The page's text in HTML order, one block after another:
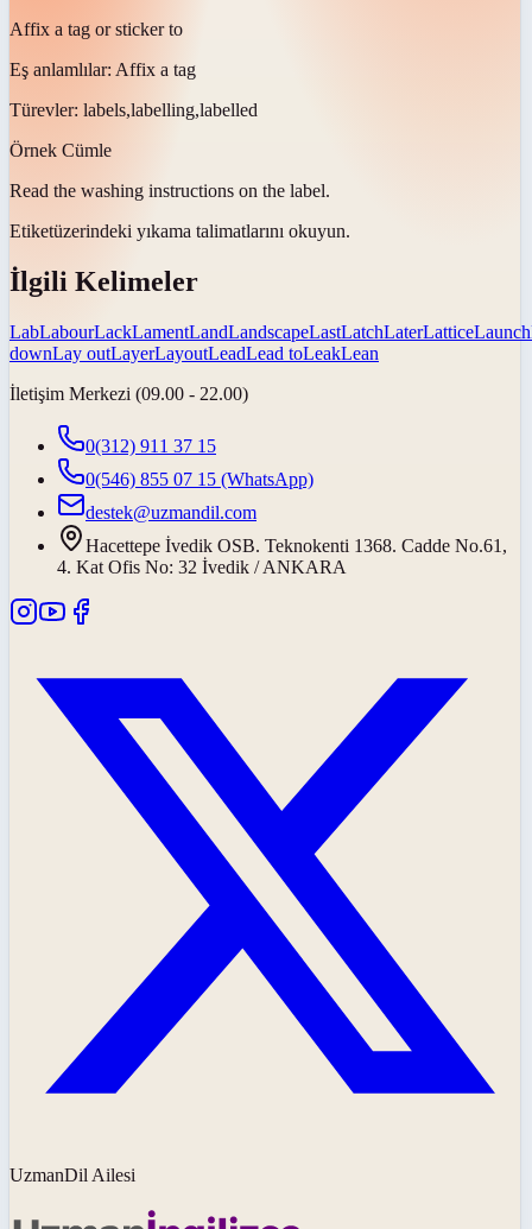
Affix a tag or sticker to
Eş anlamlılar: Affix a tag
Türevler: labels,labelling,labelled
Örnek Cümle
Read the washing instructions on the label.
Etiketüzerindeki yıkama talimatlarını okuyun.
İlgili Kelimeler
LabLabourLackLamentLandLandscapeLastLatchLaterLatticeLaunch
downLay outLayerLayoutLeadLead toLeakLean
İletişim Merkezi (09.00 - 22.00)
0(312) 911 37 15
0(546) 855 07 15 (WhatsApp)
destek@uzmandil.com
Hacettepe İvedik OSB. Teknokenti 1368. Cadde No.61,
4. Kat Ofis No: 32 İvedik / ANKARA
UzmanDil Ailesi